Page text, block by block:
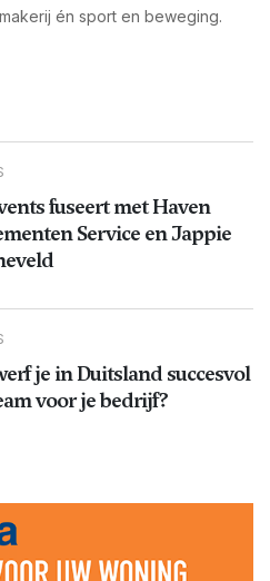
én sport en beweging.
fuseert met Haven
Service en Jappie
je in Duitsland succesvol
voor je bedrijf?